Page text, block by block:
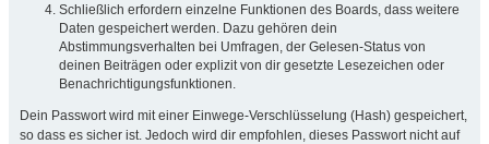
Schließlich erfordern einzelne Funktionen des Boards, dass weitere
Daten gespeichert werden. Dazu gehören dein
Abstimmungsverhalten bei Umfragen, der Gelesen-Status von
deinen Beiträgen oder explizit von dir gesetzte Lesezeichen oder
Benachrichtigungsfunktionen.
Dein Passwort wird mit einer Einwege-Verschlüsselung (Hash) gespeichert,
so dass es sicher ist. Jedoch wird dir empfohlen, dieses Passwort nicht auf